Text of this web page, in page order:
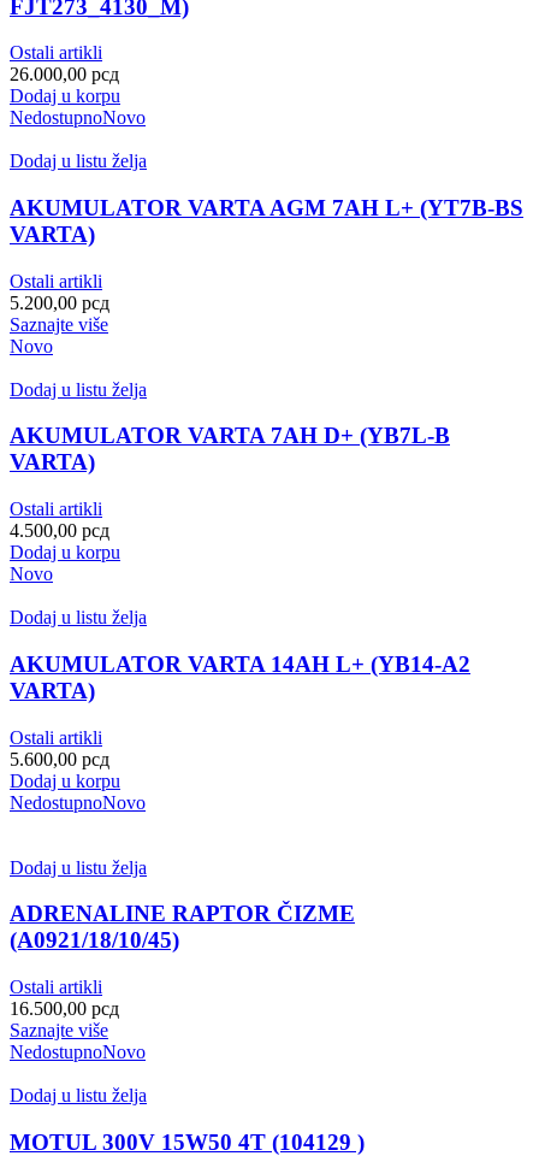
FJT273_4130_M)
Ostali artikli
26.000,00 рсд
Dodaj u korpu
NedostupnoNovo
Dodaj u listu želja
AKUMULATOR VARTA AGM 7AH L+ (YT7B-BS
VARTA)
Ostali artikli
5.200,00 рсд
Saznajte više
Novo
Dodaj u listu želja
AKUMULATOR VARTA 7AH D+ (YB7L-B
VARTA)
Ostali artikli
4.500,00 рсд
Dodaj u korpu
Novo
Dodaj u listu želja
AKUMULATOR VARTA 14AH L+ (YB14-A2
VARTA)
Ostali artikli
5.600,00 рсд
Dodaj u korpu
NedostupnoNovo
Dodaj u listu želja
ADRENALINE RAPTOR ČIZME
(A0921/18/10/45)
Ostali artikli
16.500,00 рсд
Saznajte više
NedostupnoNovo
Dodaj u listu želja
MOTUL 300V 15W50 4T (104129 )